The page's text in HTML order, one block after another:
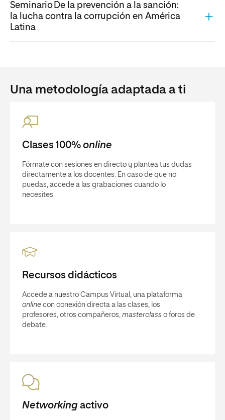
Seminario De la prevención a la sanción:
la lucha contra la corrupción en América
Latina
Una metodología adaptada a ti
Clases 100% online
Fórmate con sesiones en directo y plantea tus dudas
directamente a los docentes. En caso de que no
puedas, accede a las grabaciones cuando lo
necesites.
Recursos didácticos
Accede a nuestro Campus Virtual, una plataforma
online con conexión directa a las clases, los
profesores, otros compañeros, masterclass o foros de
debate.
Networkingactivo